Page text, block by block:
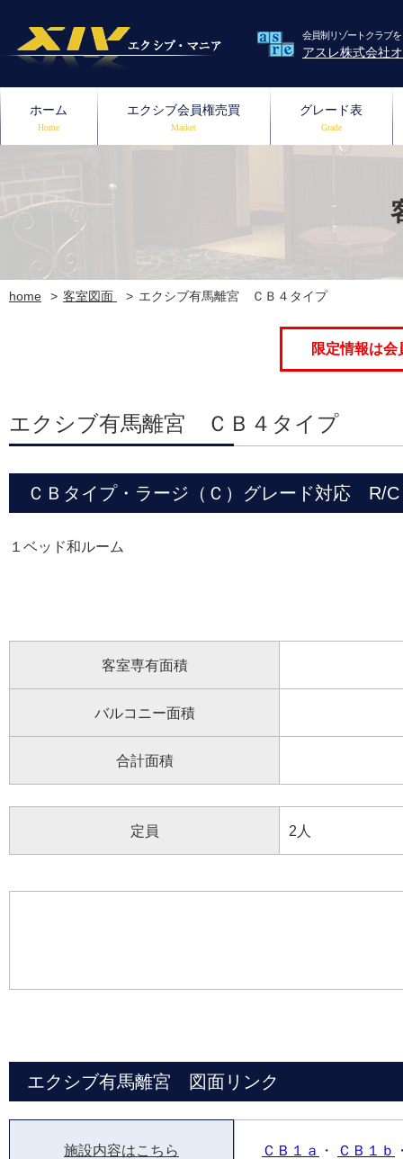
会員制リゾートクラブ
アスレ株式会社
ホーム
Home
エクシブ会員権売買
Market
グレード表
Grade
home 客室図面 エクシブ有馬離宮 ＣＢ４タイプ
限定情報は
エクシブ有馬離宮 ＣＢ４タイプ
ＣＢタイプ・ラージ（Ｃ）グレード対応 R/
１ベッド和ルーム
客室専有面積
バルコニー面積
合計面積
定員 2人
エクシブ有馬離宮 図面リンク
施設内容はこちら ＣＢ１ａ ・ ＣＢ１ｂ